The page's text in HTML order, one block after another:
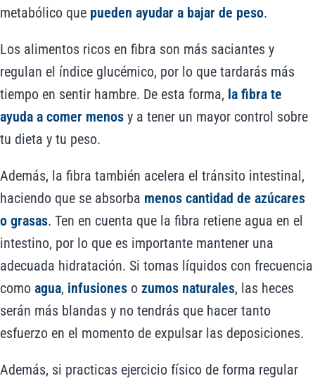
metabólico que pueden ayudar a bajar de peso.
Los alimentos ricos en fibra son más saciantes y
regulan el índice glucémico, por lo que tardarás más
tiempo en sentir hambre. De esta forma, la fibra te
ayuda a comer menos y a tener un mayor control sobre
tu dieta y tu peso.
Además, la fibra también acelera el tránsito intestinal,
haciendo que se absorba menos cantidad de azúcares
o grasas. Ten en cuenta que la fibra retiene agua en el
intestino, por lo que es importante mantener una
adecuada hidratación. Si tomas líquidos con frecuencia
como agua, infusiones o zumos naturales, las heces
serán más blandas y no tendrás que hacer tanto
esfuerzo en el momento de expulsar las deposiciones.
Además, si practicas ejercicio físico de forma regular